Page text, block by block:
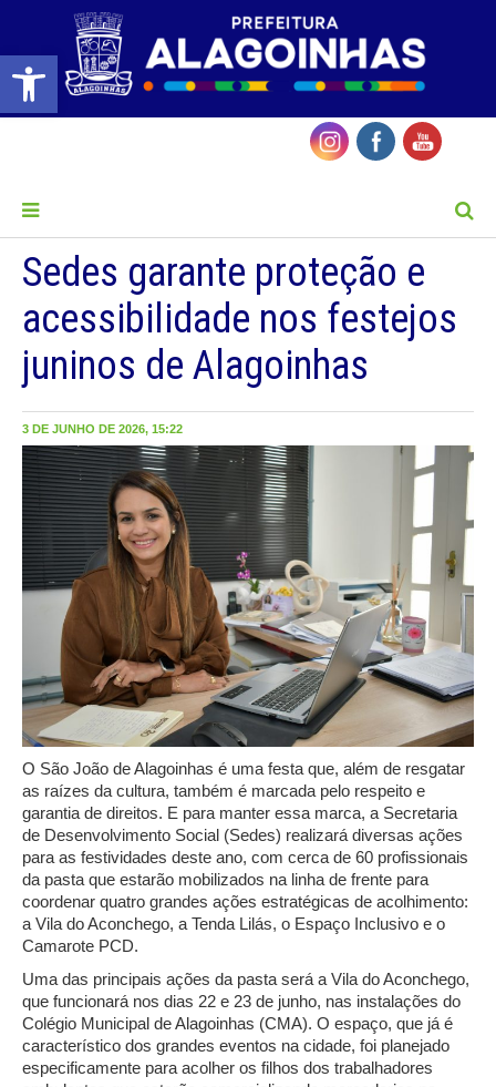
Barra de Ferramentas Aberta
Sedes garante proteção e
acessibilidade nos festejos
juninos de Alagoinhas
3 DE JUNHO DE 2026, 15:22
O São João de Alagoinhas é uma festa que, além de resgatar
as raízes da cultura, também é marcada pelo respeito e
garantia de direitos. E para manter essa marca, a Secretaria
de Desenvolvimento Social (Sedes) realizará diversas ações
para as festividades deste ano, com cerca de 60 profissionais
da pasta que estarão mobilizados na linha de frente para
coordenar quatro grandes ações estratégicas de acolhimento:
a Vila do Aconchego, a Tenda Lilás, o Espaço Inclusivo e o
Camarote PCD.
Uma das principais ações da pasta será a Vila do Aconchego,
que funcionará nos dias 22 e 23 de junho, nas instalações do
Colégio Municipal de Alagoinhas (CMA). O espaço, que já é
característico dos grandes eventos na cidade, foi planejado
especificamente para acolher os filhos dos trabalhadores